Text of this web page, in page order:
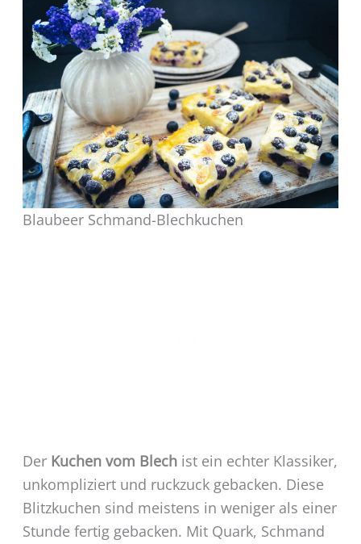
Blaubeer Schmand-Blechkuchen
Der Kuchen vom Blechist ein echter Klassiker,
unkompliziert und ruckzuck gebacken. Diese
Blitzkuchen sind meistens in weniger als einer
Stunde fertig gebacken. Mit Quark, Schmand